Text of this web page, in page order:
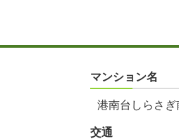
マンション名
港南台しらさ
交通